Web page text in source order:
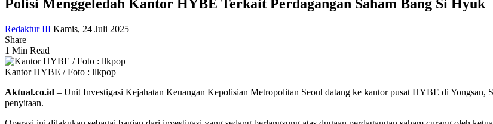
Polisi Menggeledah Kantor HYBE Terkait Perdagangan Saham Bang Si Hyuk
Redaktur III Kamis, 24 Juli 2025
Share
1 Min Read
Kantor HYBE / Foto : llkpop
Aktual.co.id – Unit Investigasi Kejahatan Keuangan Kepolisian Metropolitan Seoul datang ke kantor pusat HYBE di Yongsan,
penyitaan.